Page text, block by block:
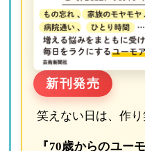
新刊発売
笑えない日は、作り
『70歳からのユー